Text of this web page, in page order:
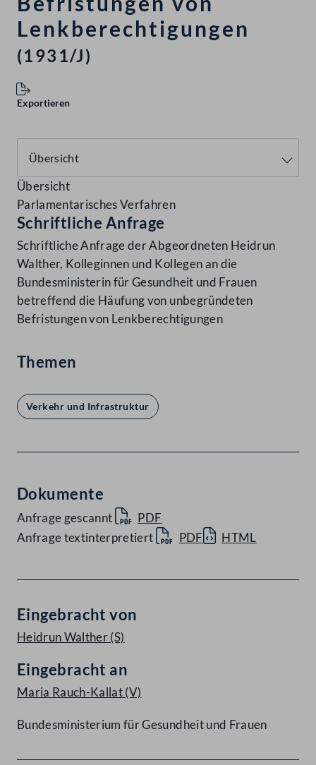
Lenkberechtigungen
(1931/J)
Exportieren
Übersicht
Parlamentarisches Verfahren
Schriftliche Anfrage
Schriftliche Anfrage der Abgeordneten Heidrun
Walther, Kolleginnen und Kollegen an die
Bundesministerin für Gesundheit und Frauen
betreffend die Häufung von unbegründeten
Befristungen von Lenkberechtigungen
Themen
Verkehr und Infrastruktur
Dokumente
Anfrage gescannt
PDF
Anfrage textinterpretiert
PDF HTML
Eingebracht von
Heidrun Walther(S)
Eingebracht an
Maria Rauch-Kallat(V)
Bundesministerium für Gesundheit und Frauen